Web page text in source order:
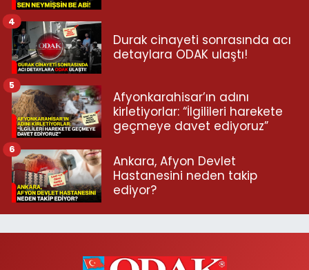
Durak cinayeti sonrasında acı
detaylara ODAK ulaştı!
4
Afyonkarahisar’ın adını
kirletiyorlar: “İlgilileri harekete
geçmeye davet ediyoruz”
5
Ankara, Afyon Devlet
Hastanesini neden takip
ediyor?
6